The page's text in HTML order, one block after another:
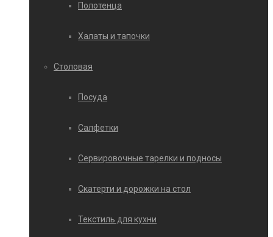
Полотенца
Халаты и тапочки
Столовая
Посуда
Салфетки
Сервировочные тарелки и подносы
Скатерти и дорожки на стол
Текстиль для кухни